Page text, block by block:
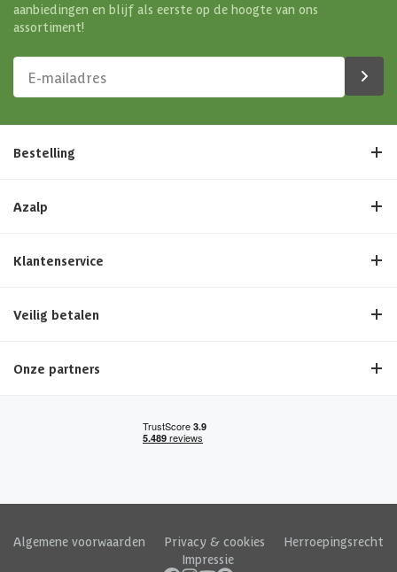
aanbiedingen en blijf als eerste op de hoogte van ons
assortiment!
Bestelling
Azalp
Klantenservice
Veilig betalen
Onze partners
Algemene voorwaarden Privacy & cookies
Herroepingsrecht
Impressie